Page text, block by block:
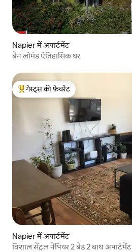
Napier में अपार्टमेंट
बेन लोमंड ऐतिहासिक घर
गेस्ट्स का टॉप फ़ेवरेट
गेस्ट्स की फ़ेवरेट
Napier में अपार्टमेंट
विशाल सेंट्रल नेपियर 2 बेड 2 बाथ अपार्टमेंट